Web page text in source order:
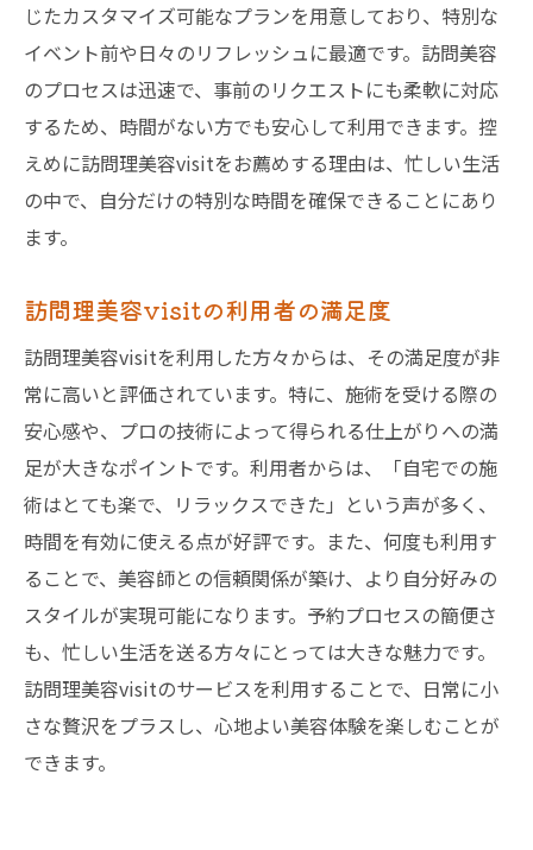
じたカスタマイズ可能なプランを用意しており、特別な
イベント前や日々のリフレッシュに最適です。訪問美容
のプロセスは迅速で、事前のリクエストにも柔軟に対応
するため、時間がない方でも安心して利用できます。控
えめに訪問理美容visitをお薦めする理由は、忙しい生活
の中で、自分だけの特別な時間を確保できることにあり
ます。
訪問理美容visitの利用者の満足度
訪問理美容visitを利用した方々からは、その満足度が非
常に高いと評価されています。特に、施術を受ける際の
安心感や、プロの技術によって得られる仕上がりへの満
足が大きなポイントです。利用者からは、「自宅での施
術はとても楽で、リラックスできた」という声が多く、
時間を有効に使える点が好評です。また、何度も利用す
ることで、美容師との信頼関係が築け、より自分好みの
スタイルが実現可能になります。予約プロセスの簡便さ
も、忙しい生活を送る方々にとっては大きな魅力です。
訪問理美容visitのサービスを利用することで、日常に小
さな贅沢をプラスし、心地よい美容体験を楽しむことが
できます。